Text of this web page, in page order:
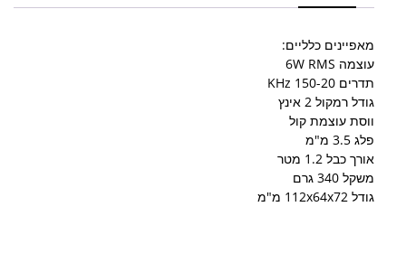
Q180
מאפיינים כלליים:
עוצמה 6W RMS
תדרים 150-20 KHz
גודל רמקול 2 אינץ
ווסת עוצמת קול
פלג 3.5 מ"מ
אורך כבל 1.2 מטר
משקל 340 גרם
גודל 112x64x72 מ"מ